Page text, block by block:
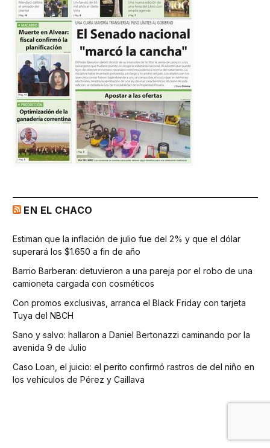
EN EL CHACO
Estiman que la inflación de julio fue del 2% y que el dólar
superará los $1.650 a fin de año
Barrio Barberan: detuvieron a una pareja por el robo de una
camioneta cargada con cosméticos
Con promos exclusivas, arranca el Black Friday con tarjeta
Tuya del NBCH
Sano y salvo: hallaron a Daniel Bertonazzi caminando por la
avenida 9 de Julio
Caso Loan, el juicio: el perito confirmó rastros de del niño en
los vehículos de Pérez y Caillava